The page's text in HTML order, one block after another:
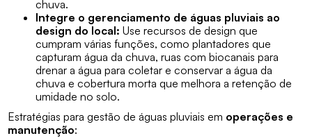
chuva.
Integre o gerenciamento de águas pluviais ao
design do local: Use recursos de design que
cumpram várias funções, como plantadores que
capturam água da chuva, ruas com biocanais para
drenar a água para coletar e conservar a água da
chuva e cobertura morta que melhora a retenção de
umidade no solo.
Estratégias para gestão de águas pluviais em operações e
manutenção: